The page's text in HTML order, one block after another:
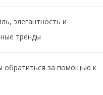
элегантность и
тренды
обратиться за помощью к